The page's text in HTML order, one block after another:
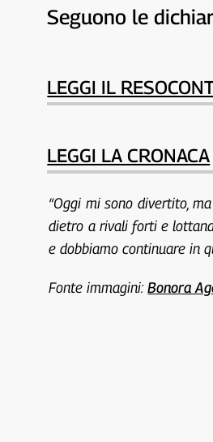
Seguono le
LEGGI IL
LEGGI LA CRONACA
“Oggi mi sono divertito,
dietro a rivali forti e
e dobbiamo continuare in
Fonte immagini:Bonora